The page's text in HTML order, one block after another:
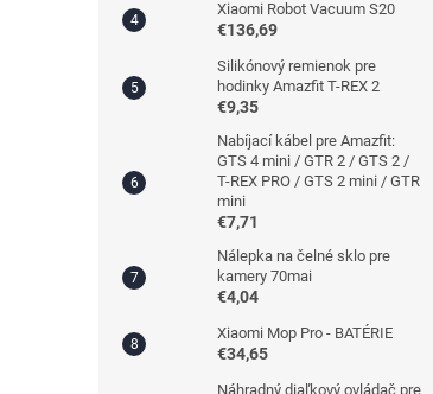
Xiaomi Robot Vacuum S20
€136,69
Silikónový remienok pre
hodinky Amazfit T-REX 2
€9,35
Nabíjací kábel pre Amazfit:
GTS 4 mini / GTR 2 / GTS 2 /
T-REX PRO / GTS 2 mini / GTR
mini
€7,71
Nálepka na čelné sklo pre
kamery 70mai
€4,04
Xiaomi Mop Pro - BATÉRIE
€34,65
Náhradný diaľkový ovládač pre